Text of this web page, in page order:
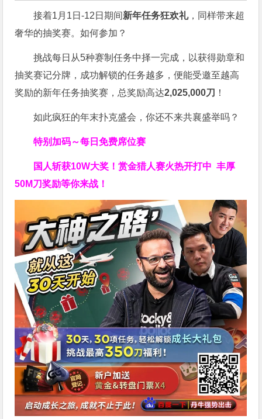
接着1月1日-12日期间新年任务狂欢礼，同样带来超
奢华的抽奖赛。如何参加？
挑战每日从5种赛制任务中择一完成，以获得勋章和
抽奖赛记分牌，成功解锁的任务越多，便能受邀至越高
奖励的新年任务抽奖赛，总奖励高达2,025,000刀 ！
如此疯狂的年末扑克盛会，你还不来共襄盛举吗？
特别加码～每日免费席位赛
国人斩获10W大奖！赏金猎人赛火热开打中 丰厚
50M刀奖励等你来战！